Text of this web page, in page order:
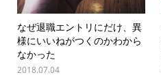
なぜ退職エントリにだけ、異
様にいいねがつくのかわから
なかった
2018.07.04